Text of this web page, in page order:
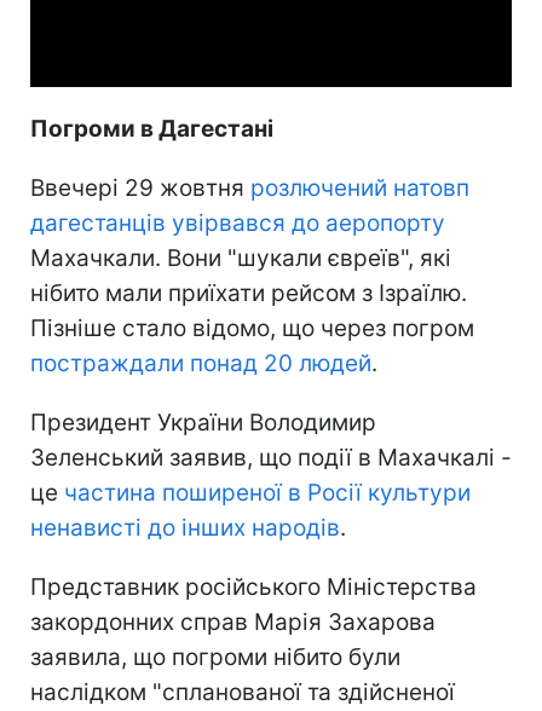
Погроми в Дагестані
Ввечері 29 жовтня розлючений натовп
дагестанців увірвався до аеропорту
Махачкали. Вони "шукали євреїв", які
нібито мали приїхати рейсом з Ізраїлю.
Пізніше стало відомо, що через погром
постраждали понад 20 людей.
Президент України Володимир
Зеленський заявив, що події в Махачкалі -
це частина поширеної в Росії культури
ненависті до інших народів.
Представник російського Міністерства
закордонних справ Марія Захарова
заявила, що погроми нібито були
наслідком "спланованої та здійсненої